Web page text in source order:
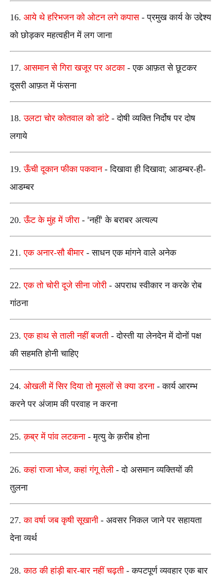
16. आये थे हरिभजन को ओटन लगे कपास -प्रमुख कार्य के उद्देश्य
को छोड़कर महत्वहीन में लग जाना
17. आसमान से गिरा खजूर पर अटका -एक आफ़त से छूटकर
दूसरी आफ़त में फंसना
18.उलटा चोर कोतवाल को डांटे -दोषी व्यक्ति निर्दोष पर दोष
लगाये
19.ऊँची दूकान फीका पकवान -दिखावा ही दिखावा; आडम्बर-ही-
आडम्बर
20.ऊँट के मुंह में जीरा - 'नहीं'के बराबर अत्यल्प
21.एक अनार-सौ बीमार - साधन एक मांगने वाले अनेक
22.एक तो चोरी दूजे सीना जोरी - अपराध स्वीकार न करके रोब
गांठना
23.एक हाथ से ताली नहीं बजती - दोस्ती या लेनदेन में दोनों पक्ष
की सहमति होनी चाहिए
24. ओखली में सिर दिया तो मूसलों से क्या डरना - कार्य आरम्भ
करने पर अंजाम की परवाह न करना
25.क़ब्र में पांव लटकना - मृत्यु के क़रीब होना
26.कहां राजा भोज,कहां गंगू तेली - दो असमान व्यक्तियों की
तुलना
27.का वर्षा जब कृषी सूखानी - अवसर निकल जाने पर सहायता
देना व्यर्थ
28.काठ की हांड़ी बार-बार नहीं चढ़ती - कपटपूर्ण व्यवहार एक बार